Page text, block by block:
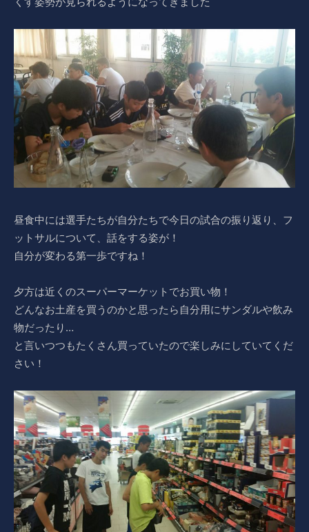
昼食中には選手たちが自分たちで今日の試合の振り返り、フ
ットサルについて、話をする姿が！
自分が変わる第一歩ですね！
夕方は近くのスーパーマーケットでお買い物！
どんなお土産を買うのかと思ったら自分用にサンダルや飲み
物だったり…
と言いつつもたくさん買っていたので楽しみにしていてくだ
さい！